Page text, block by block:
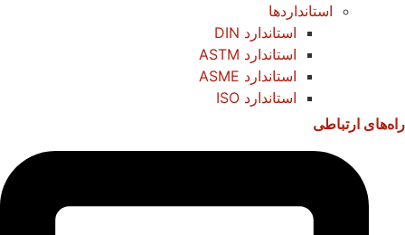
استانداردها
استاندارد DIN
استاندارد ASTM
استاندارد ASME
استاندارد ISO
راه‌های ارتباطی